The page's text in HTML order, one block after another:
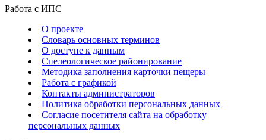
Работа с ИПС
О проекте
Словарь основных терминов
О доступе к данным
Спелеологическое районирование
Методика заполнения карточки пещеры
Работа с графикой
Контакты администраторов
Политика обработки персональных данных
Согласие посетителя сайта на обработку
персональных данных